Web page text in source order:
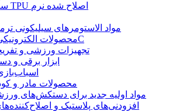
سری ذرات TPU اصلاح شده نرم
مواد الاستومرهای سیلیکونی
محصولات الکترونیکی 3C
تجهیزات ورزشی و
ابزار برقی و
محصولات مادر و
مواد اولیه جدید برای دستکش‌های
افزودنی‌های پلاستیک و